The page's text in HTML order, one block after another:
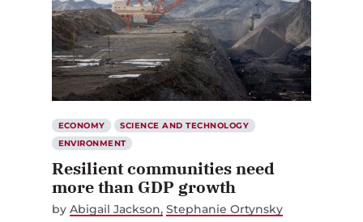
ECONOMY
SCIENCE AND TECHNOLOGY
ENVIRONMENT
Resilient communities need
more than GDP growth
by Abigail Jackson Stephanie Ortynsky